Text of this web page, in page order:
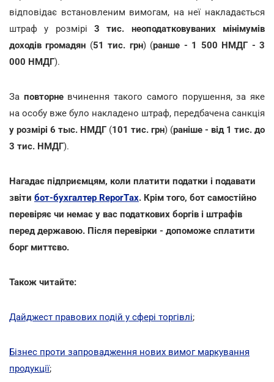
відповідає встановленим вимогам, на неї накладається
штраф у розмірі 3 тис. неоподатковуваних мінімумів
доходів громадян (51 тис. грн) (ранше - 1 500 НМДГ - 3
000 НМДГ).
За повторневчинення такого самого порушення, за яке
на особу вже було накладено штраф, передбачена санкція
у розмірі 6 тыс. НМДГ (101 тис. грн) (раніше - від 1 тис. до
3 тис. НМДГ).
Нагадає підприємцям, коли платити податки і подавати
звіти бот-бухгалтер ReporTах. Крім того, бот самостійно
перевіряє чи немає у вас податкових боргів і штрафів
перед державою. Після перевірки - допоможе сплатити
борг миттєво.
Також читайте:
Дайджест правових подій у сфері торгівлі;
Бізнес проти запровадження нових вимог маркування
продукції;